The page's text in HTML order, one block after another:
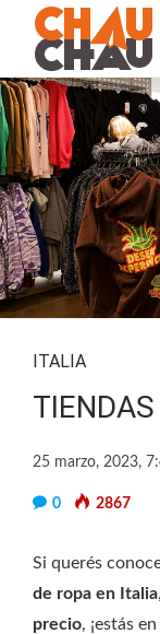
ITALIA
25 marzo, 2023,
0 2867
Si querés
de ropa en Italia
precio, ¡estás